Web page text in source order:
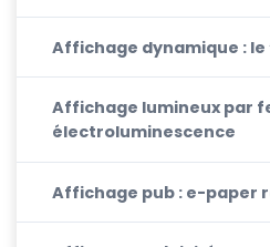
Affichage dynamique :
Affichage lumineux par
électroluminescence
Affichage pub : e-paper